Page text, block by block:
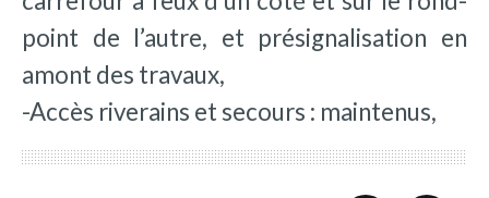
point de l’autre, et présignalisation en
amont des travaux,
-Accès riverains et secours : maintenus,